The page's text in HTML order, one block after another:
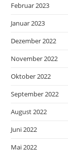
Februar 2023
Januar 2023
Dezember 2022
November 2022
Oktober 2022
September 2022
August 2022
Juni 2022
Mai 2022